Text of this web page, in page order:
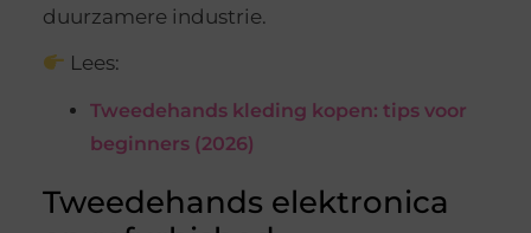
duurzamere industrie.
Lees:
Tweedehands kleding kopen: tips voor
beginners (2026)
Tweedehands elektronica